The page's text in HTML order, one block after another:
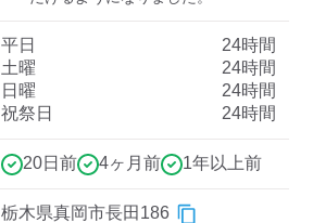
平日
24時間
土曜
24時間
日曜
24時間
祝祭日
24時間
20日前 4ヶ月前 1年以上前
栃木県真岡市長田186